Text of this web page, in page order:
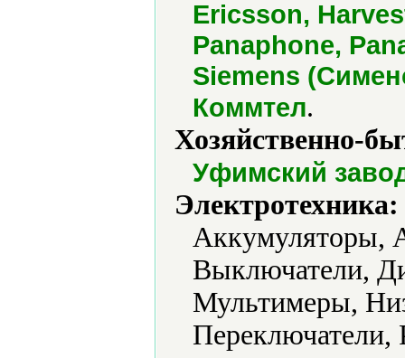
Ericsson,
Panaphone,
Siemens
Коммтел.
Хозяйственно-
Уфимский
Электротехника:
Аккумуляторы,
Выключатели,
Мультимеры,
Переключатели,